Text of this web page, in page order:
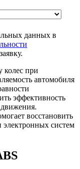
данных в
колес при
автомобиля
эффективность
восстановить
электронных систем